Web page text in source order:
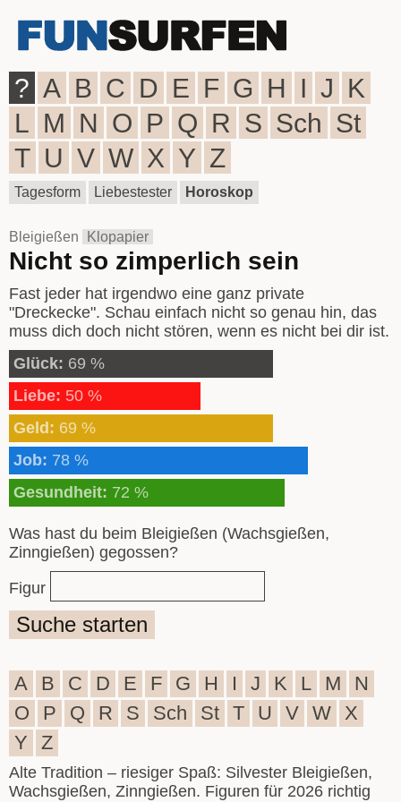
? A B C D E F G H I J K
L M N O P Q R S Sch St
T U V W X Y Z
Tagesform Liebestester Horoskop
Bleigießen Klopapier
Nicht so zimperlich sein
Fast jeder hat irgendwo eine ganz private
"Dreckecke". Schau einfach nicht so genau hin, das
muss dich doch nicht stören, wenn es nicht bei dir ist.
Glück: 69 %
Liebe: 50 %
Geld: 69 %
Job: 78 %
Gesundheit: 72 %
Was hast du beim Bleigießen (Wachsgießen,
Zinngießen) gegossen?
Figur
Suche starten
A B C D E F G H I J K L M
N
O
P Q R S Sch St T U V W X
Y
Z
Alte Tradition – riesiger Spaß: Silvester Bleigießen,
Wachsgießen, Zinngießen. Figuren für 2026 richtig